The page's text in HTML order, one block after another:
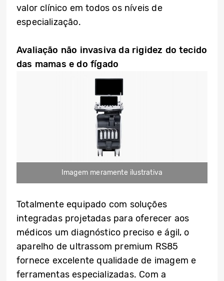
valor clínico em todos os níveis de
especialização.
Avaliação não invasiva da rigidez do tecido
das mamas e do fígado
Imagem meramente ilustrativa
Totalmente equipado com soluções
integradas projetadas para oferecer aos
médicos um diagnóstico preciso e ágil, o
aparelho de ultrassom premium RS85
fornece excelente qualidade de imagem e
ferramentas especializadas. Com a